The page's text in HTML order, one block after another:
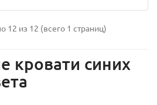
12 из 12 (всего 1 страниц)
кровати синих